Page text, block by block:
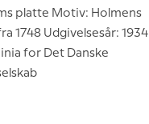
platte Motiv: Holmens
1748 Udgivelsesår: 1934
for Det Danske